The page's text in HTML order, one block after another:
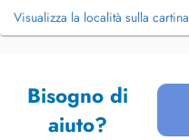
Visualizza la località sulla cartina
Bisogno di
aiuto?